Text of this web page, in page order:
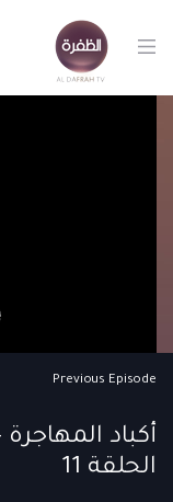
Previous Episode
الحلقة 11